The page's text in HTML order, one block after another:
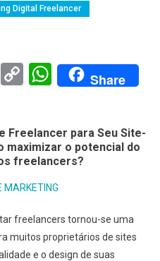
Digital Freelancer
CopyWhatsApp
Share
Freelancer para Seu Site-
maximizar o potencial do
freelancers?
MARKETING
freelancers tornou-se uma
muitos proprietários de sites
e o design de suas